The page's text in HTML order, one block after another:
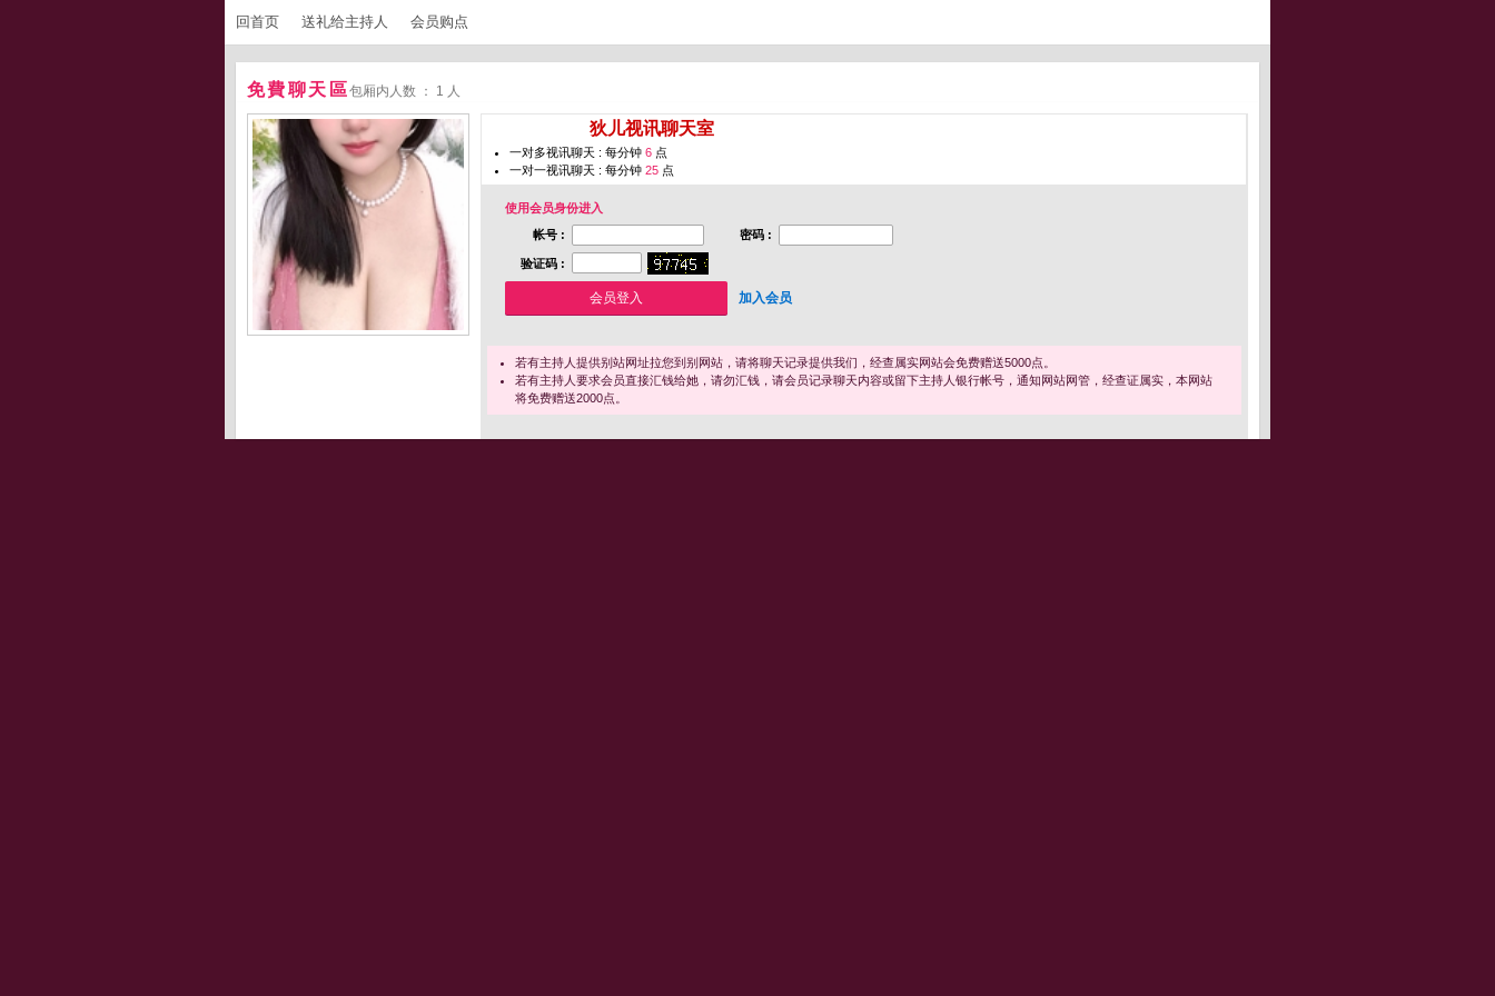
回首页 送礼给主持人 会员购点
免費聊天區包厢内人数 ： 1 人
狄儿视讯聊天室
一对多视讯聊天 : 每分钟 6 点
一对一视讯聊天 : 每分钟 25 点
使用会员身份进入
帐号 :
密码 :
验证码 :
加入会员
若有主持人提供别站网址拉您到别网站，请将聊天记录提供我们，经查属实网站会免费赠送5000点。
若有主持人要求会员直接汇钱给她，请勿汇钱，请会员记录聊天内容或留下主持人银行帐号，通知网站网管，经查证属实，本网站
将免费赠送2000点。